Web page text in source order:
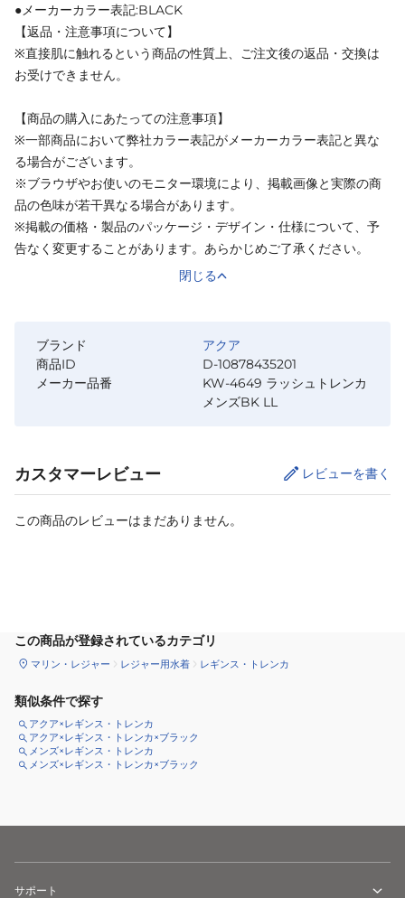
●メーカーカラー表記:BLACK
【返品・注意事項について】
※直接肌に触れるという商品の性質上、ご注文後の返品・交換は
お受けできません。
【商品の購入にあたっての注意事項】
※一部商品において弊社カラー表記がメーカーカラー表記と異な
る場合がございます。
※ブラウザやお使いのモニター環境により、掲載画像と実際の商
品の色味が若干異なる場合があります。
※掲載の価格・製品のパッケージ・デザイン・仕様について、予
告なく変更することがあります。あらかじめご了承ください。
閉じる
ブランド
アクア
商品ID
D-10878435201
メーカー品番
KW-4649 ラッシュトレンカ
メンズBK LL
カスタマーレビュー レビューを書く
この商品のレビューはまだありません。
この商品が登録されているカテゴリ
マリン・レジャー レジャー用水着 レギンス・トレンカ
類似条件で探す
アクア×レギンス・トレンカ
アクア×レギンス・トレンカ×ブラック
メンズ×レギンス・トレンカ
メンズ×レギンス・トレンカ×ブラック
サポート